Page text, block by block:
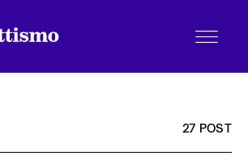
27 POST